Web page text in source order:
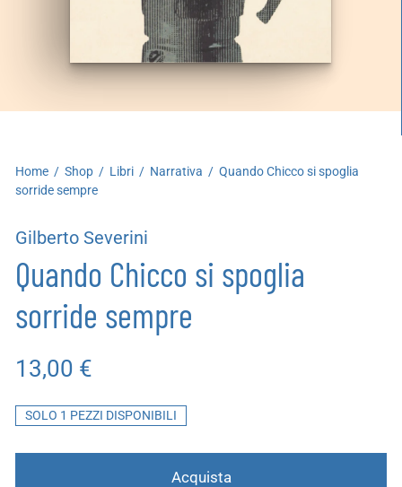
Home / Shop / Libri / Narrativa / Quando Chicco si spoglia
sorride sempre
Gilberto Severini
Quando Chicco si spoglia
sorride sempre
13,00 €
SOLO 1 PEZZI DISPONIBILI
Acquista